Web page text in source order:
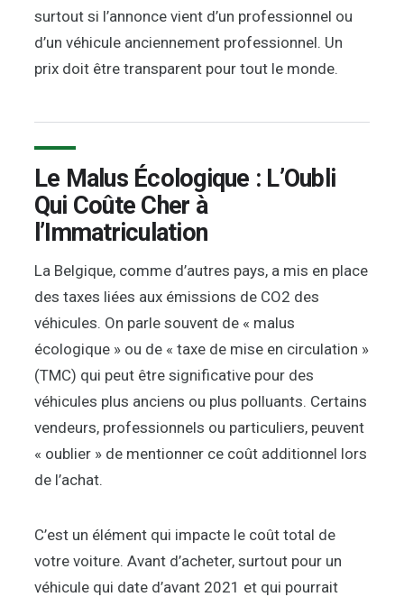
surtout si l’annonce vient d’un professionnel ou
d’un véhicule anciennement professionnel. Un
prix doit être transparent pour tout le monde.
Le Malus Écologique : L’Oubli
Qui Coûte Cher à
l’Immatriculation
La Belgique, comme d’autres pays, a mis en place
des taxes liées aux émissions de CO2 des
véhicules. On parle souvent de « malus
écologique » ou de « taxe de mise en circulation »
(TMC) qui peut être significative pour des
véhicules plus anciens ou plus polluants. Certains
vendeurs, professionnels ou particuliers, peuvent
« oublier » de mentionner ce coût additionnel lors
de l’achat.
C’est un élément qui impacte le coût total de
votre voiture. Avant d’acheter, surtout pour un
véhicule qui date d’avant 2021 et qui pourrait